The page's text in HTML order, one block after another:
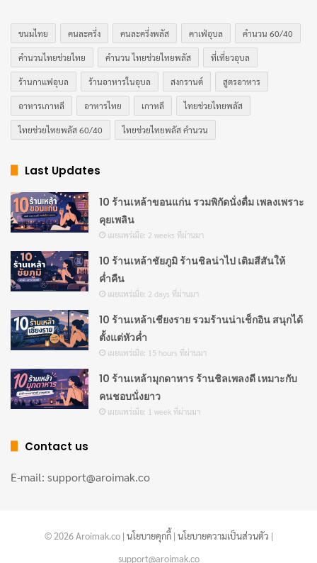
ขนมไทย คนละครึ่ง คนละครึ่งพลัส คาเฟ่อุบล คำนวน 60/40
คำนวนไทยช่วยไทย คำนวน ไทยช่วยไทยพลัส ที่เที่ยวอุบล
ร้านกาแฟอุบล ร้านอาหารในอุบล สงกรานต์ สูตรอาหาร
อาหารเกาหลี อาหารไทย เกาหลี ไทยช่วยไทยพลัส
ไทยช่วยไทยพลัส 60/40 ไทยช่วยไทยพลัส คำนวน
Last Updates
10 ร้านเหล้าขอนแก่น รวมพิกัดนั่งดื่ม เพลงเพราะ
คุยเพลิน
เผยแพร่เมื่อ: 2 weeks ที่ผ่านมา
10 ร้านเหล้าชัยภูมิ ร้านชิลน่าไป เติมสีสันให้
ค่ำคืน
เผยแพร่เมื่อ: 2 days ที่ผ่านมา
10 ร้านเหล้าเชียงราย รวมร้านน่าเช็กอิน สนุกได้
ตั้งแต่หัวค่ำ
เผยแพร่เมื่อ: 15 hours ที่ผ่านมา
10 ร้านเหล้ามุกดาหาร ร้านชิลเพลงดี เหมาะกับ
คนชอบนั่งยาว
เผยแพร่เมื่อ: 1 week ที่ผ่านมา
Contact us
E-mail: support@aroimak.co
© 2026 Aroimak.co | นโยบายคุกกี้| นโยบายความเป็นส่วนตัว |
support@aroimak.co